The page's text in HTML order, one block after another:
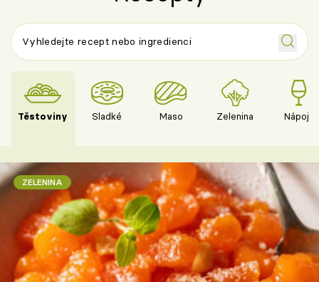
Těstoviny Sladké Maso Zelenina Nápoje
ZELENINA